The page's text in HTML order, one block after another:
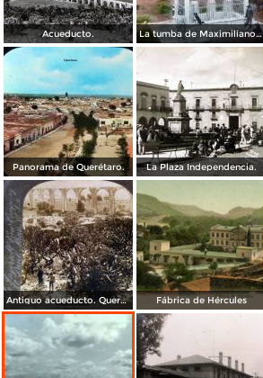
Acueducto. La tumba de Maximiliano de Absburgo Queretaro Por el fotografo William Henry Jackson.
Panorama de Querétaro. La Plaza Independencia.
Antiguo acueducto. Querétaro Fábrica de Hércules